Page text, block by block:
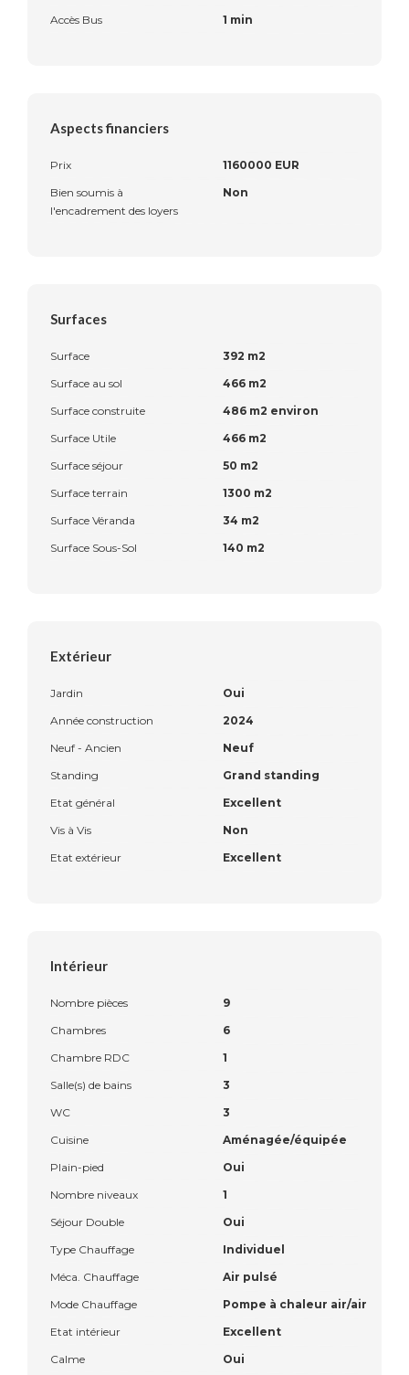
Accès Bus
1 min
Aspects financiers
Prix
1160000 EUR
Bien soumis à
l'encadrement des loyers
Non
Surfaces
Surface
392 m2
Surface au sol
466 m2
Surface construite
486 m2 environ
Surface Utile
466 m2
Surface séjour
50 m2
Surface terrain
1300 m2
Surface Véranda
34 m2
Surface Sous-Sol
140 m2
Extérieur
Jardin
Oui
Année construction
2024
Neuf - Ancien
Neuf
Standing
Grand standing
Etat général
Excellent
Vis à Vis
Non
Etat extérieur
Excellent
Intérieur
Nombre pièces
9
Chambres
6
Chambre RDC
1
Salle(s) de bains
3
WC
3
Cuisine
Aménagée/équipée
Plain-pied
Oui
Nombre niveaux
1
Séjour Double
Oui
Type Chauffage
Individuel
Méca. Chauffage
Air pulsé
Mode Chauffage
Pompe à chaleur air/air
Etat intérieur
Excellent
Calme
Oui